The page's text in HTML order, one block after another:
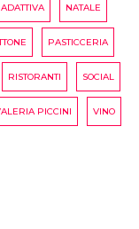
NATALE
PASTICCERIA
RISTORANTI SOCIAL
PICCINI VINO